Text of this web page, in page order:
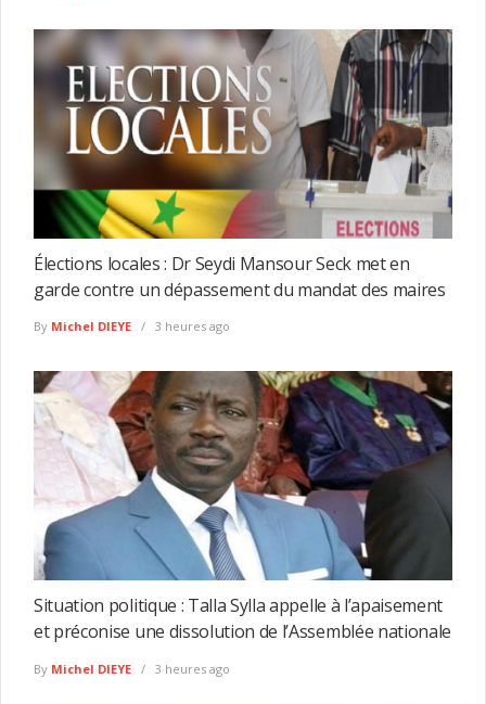
Élections locales : Dr Seydi Mansour Seck met en
garde contre un dépassement du mandat des maires
By Michel DIEYE 3 heures ago
Situation politique : Talla Sylla appelle à l’apaisement
et préconise une dissolution de l’Assemblée nationale
By Michel DIEYE 3 heures ago